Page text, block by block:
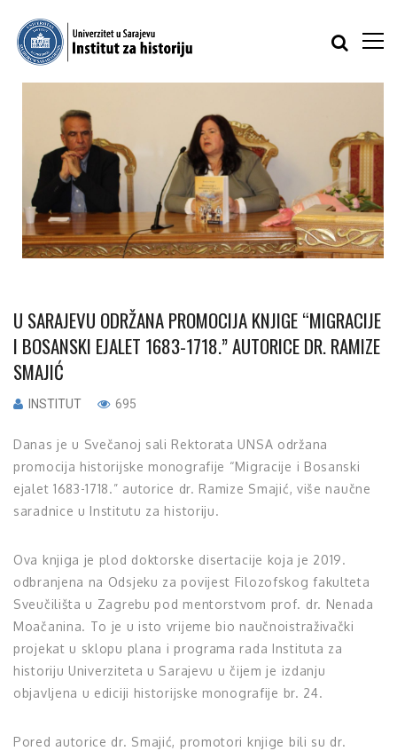
U SARAJEVU ODRŽANA PROMOCIJA KNJIGE “MIGRACIJE
I BOSANSKI EJALET 1683-1718.” AUTORICE DR. RAMIZE
SMAJIĆ
INSTITUT 695
Danas je u Svečanoj sali Rektorata UNSA održana
promocija historijske monografije “Migracije i Bosanski
ejalet 1683-1718.” autorice dr. Ramize Smajić, više naučne
saradnice u Institutu za historiju.
Ova knjiga je plod doktorske disertacije koja je 2019.
odbranjena na Odsjeku za povijest Filozofskog fakulteta
Sveučilišta u Zagrebu pod mentorstvom prof. dr. Nenada
Moačanina. To je u isto vrijeme bio naučnoistraživački
projekat u sklopu plana i programa rada Instituta za
historiju Univerziteta u Sarajevu u čijem je izdanju
objavljena u ediciji historijske monografije br. 24.
Pored autorice dr. Smajić, promotori knjige bili su dr.